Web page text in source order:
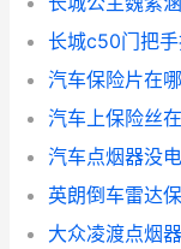
长城c50门把
汽车保险片在
汽车上保险丝
汽车点烟器没
英朗倒车雷达